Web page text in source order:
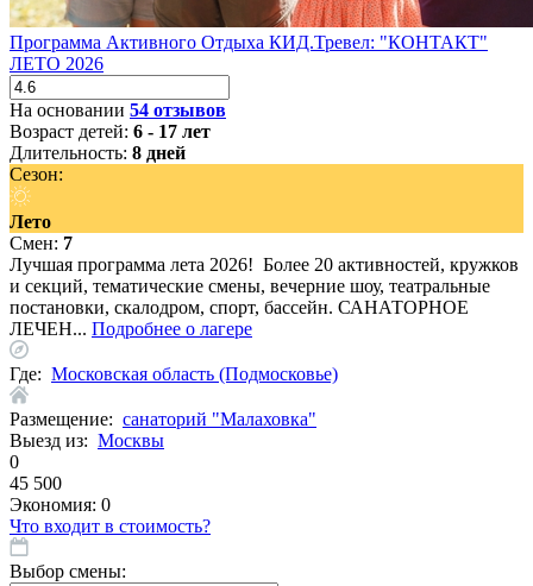
Программа Активного Отдыха КИД.Тревел: "КОНТАКТ"
ЛЕТО 2026
На основании 54 отзывов
Возраст детей: 6 - 17 лет
Длительность: 8 дней
Сезон:
Лето
Смен: 7
Лучшая программа лета 2026! Более 20 активностей, кружков
и секций, тематические смены, вечерние шоу, театральные
постановки, скалодром, спорт, бассейн. САНАТОРНОЕ
ЛЕЧЕН... Подробнее о лагере
Где: Московская область (Подмосковье)
Размещение: санаторий "Малаховка"
Выезд из: Москвы
0
45 500
Экономия: 0
Что входит в стоимость?
Выбор смены: